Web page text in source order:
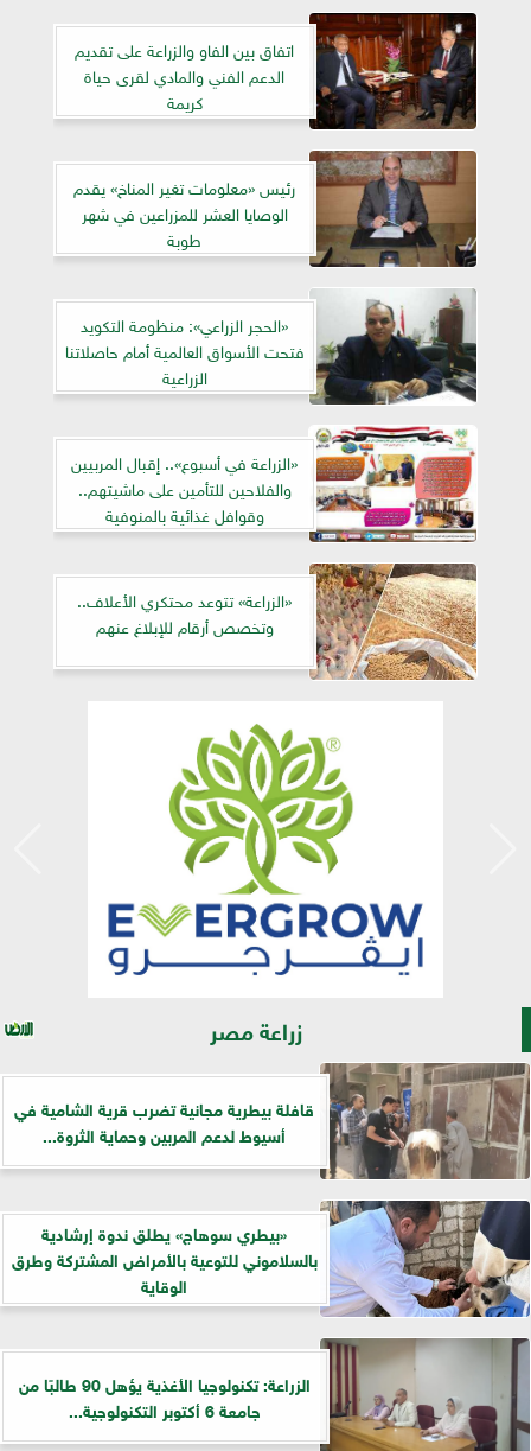
اتفاق بين الفاو والزراعة على تقديم
الدعم الفني والمادي لقرى حياة
كريمة
رئيس «معلومات تغير المناخ» يقدم
الوصايا العشر للمزراعين في شهر
طوبة
«الحجر الزراعي»: منظومة التكويد
فتحت الأسواق العالمية أمام حاصلاتنا
الزراعية
«الزراعة في أسبوع».. إقبال المربيين
والفلاحين للتأمين على ماشيتهم..
وقوافل غذائية بالمنوفية
«الزراعة» تتوعد محتكري الأعلاف..
وتخصص أرقام للإبلاغ عنهم
زراعة مصر
قافلة بيطرية مجانية تضرب قرية الشامية في
أسيوط لدعم المربين وحماية الثروة...
«بيطري سوهاج» يطلق ندوة إرشادية
بالسلاموني للتوعية بالأمراض المشتركة وطرق
الوقاية
الزراعة: تكنولوجيا الأغذية يؤهل 90 طالبًا من
جامعة 6 أكتوبر التكنولوجية...